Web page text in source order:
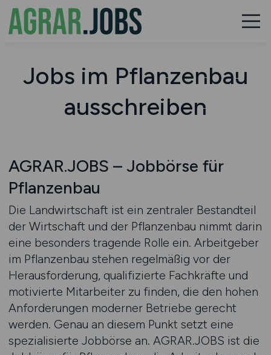
Jobs im Pflanzenbau
ausschreiben
AGRAR.JOBS – Jobbörse für
Pflanzenbau
Die Landwirtschaft ist ein zentraler Bestandteil
der Wirtschaft und der Pflanzenbau nimmt darin
eine besonders tragende Rolle ein. Arbeitgeber
im Pflanzenbau stehen regelmäßig vor der
Herausforderung, qualifizierte Fachkräfte und
motivierte Mitarbeiter zu finden, die den hohen
Anforderungen moderner Betriebe gerecht
werden. Genau an diesem Punkt setzt eine
spezialisierte Jobbörse an. AGRAR.JOBS ist die